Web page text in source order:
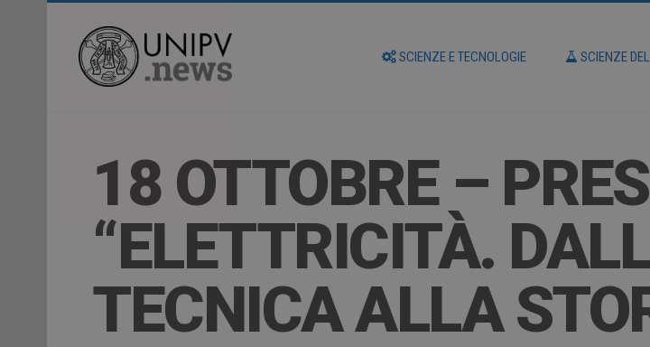
SCIENZE E TECNOLOGIE SCIENZE
18 OTTOBRE –
“ELETTRICITÀ.
TECNICA ALLA